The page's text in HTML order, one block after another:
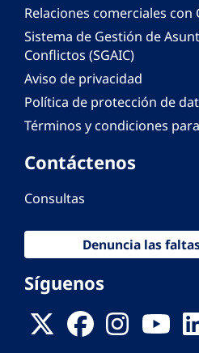
Relaciones comerciales con
Sistema de Gestión de
Conflictos (SGAIC)
Aviso de privacidad
Política de protección de
Términos y condiciones
Contáctenos
Consultas
Denuncia las
Síguenos